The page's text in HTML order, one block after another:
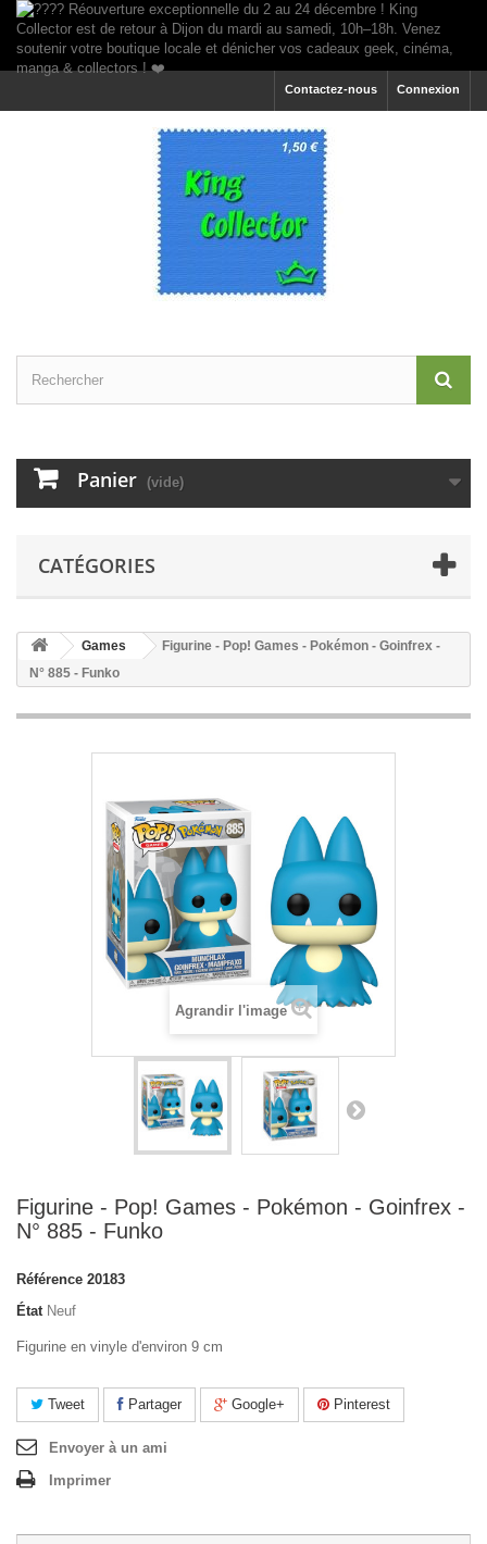
Connexion
Contactez-nous
Panier (vide)
CATÉGORIES
Games
Figurine - Pop! Games - Pokémon - Goinfrex -
N° 885 - Funko
Agrandir l'image
Figurine - Pop! Games - Pokémon - Goinfrex -
N° 885 - Funko
Référence 20183
État Neuf
Figurine en vinyle d'environ 9 cm
Tweet Partager Google+ Pinterest
Envoyer à un ami
Imprimer